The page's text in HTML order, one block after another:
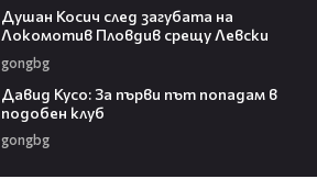
Душан Косич след загубата на
Локомотив Пловдив срещу Левски
gongbg
Давид Кусо: За първи път попадам в
подобен клуб
gongbg